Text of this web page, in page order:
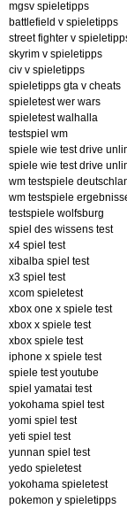
mgsv spieletipps
battlefield v spieletipps
street fighter v
skyrim v spieletipps
civ v spieletipps
spieletipps gta v cheats
spieletest wer wars
spieletest walhalla
testspiel wm
spiele wie test drive
spiele wie test drive
wm testspiele
wm testspiele
testspiele wolfsburg
spiel des wissens test
x4 spiel test
xibalba spiel test
x3 spiel test
xcom spieletest
xbox one x spiele test
xbox x spiele test
xbox spiele test
iphone x spiele test
spiele test youtube
spiel yamatai test
yokohama spiel test
yomi spiel test
yeti spiel test
yunnan spiel test
yedo spieletest
yokohama spieletest
pokemon y spieletipps